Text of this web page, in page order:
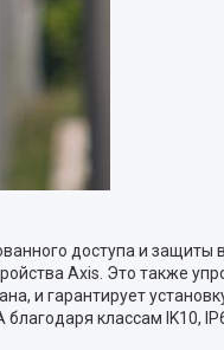
доступа и защиты
Axis. Это также
и гарантирует
классам IK10,